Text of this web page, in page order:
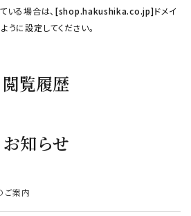
いる場合は、 [shop.hakushika.co.jp]ドメイ
うに設定してください。
閲覧履歴
お知らせ
ご案内